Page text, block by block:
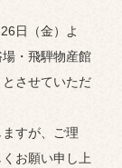
テーマの
調度品を設
日（金）よ
・飛騨物産館
させていただ
すが、ご理
お願い申し上